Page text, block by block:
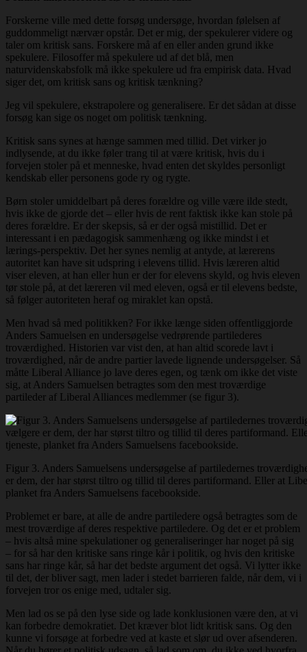
Forskerne ville med dette forsøg undersøge, hvordan følelsen af
guddommeligt nærvær opstår. Det er mig, der spekulerer videre og
taler om kritisk sans. Forskere må af en eller anden grund ikke
spekulere. Filosoffer må spekulere ud af det blå, men
naturvidenskabsfolk må ikke spekulere ud fra empirisk data. Hvad
siger det, om kritisk sans og kritisk tænkning?
Jeg vil spekulere, ekstrapolere og generalisere. Er det sådan at disse
forsøg kan sige os noget om politisk tænkning.
Kritisk sans synes at hænge sammen med tillid. Det virker jo
indlysende, at du ikke føler trang til at være kritisk, hvis du i
forvejen stoler på et menneske, hvad enten det skyldes personligt
kendskab eller personens gode ry og rygte.
Børn stoler umiddelbart på deres forældre og ville være ilde stedt,
hvis ikke de gjorde det – eller hvis de rent faktisk ikke kan stole på
deres forældre. Er der skepsis, så er der også mistillid. Det er
interessant i en pædagogisk sammenhæng og ikke mindst i et
lærings-perspektiv. Det her synes nemlig at antyde, at lærerens
autoritet kan have sit udspring i elevens tillid. Hvis læreren altid
viser eleven, at han eller hun er der for elevens skyld, og hvis eleven
tør stole på, at det læreren vil med eleven, også er til elevens bedste,
så følger autoriteten heraf og miraklet kan opstå.
Men hvad så med politikken? For ikke længe siden offentliggjorde
Anders Samuelsen en undersøgelse vedrørende partilederes
troværdighed. Historien var vist den, at han altid scorede lavt i
troværdighed, når de andre partier lavede lignende undersøgelser. Så
måtte Liberal Alliance jo lave deres egen, og tænk om ikke det viste
sig, at Anders Samuelsen betragtes som den mest troværdige
partileder af Liberal Alliances medlemmer (se figur 3).
Figur 3. Anders Samuelsens undersøgelse af partiledernes
er dem, der har størst tiltro og tillid til deres partiformand. Eller at
planket fra Anders Samuelsens facebookside.
Problemet er bare, at alle de andre partiledere også betragtes som de
mest troværdige af deres respektive partiledere. Og det er et problem
– hvis altså mine spekulationer og generaliseringer har noget på sig
– for så har den kritiske sans ringe kår i politik, og hvis den kritiske
sans har ringe kår, så har det bedste argument det også. Vi lytter ikke
til det, der bliver sagt, men lader i stedet barrieren falde, når dem, vi i
forvejen tror os enige med, udtaler sig.
Men lad os se på den lyse side og lade konklusionen være den, at vi
kan forbedre demokratiet. Det kræver blot lidt kritisk sans. Og den
kunne vi forsøge at forbedre ved at kaste et slør ud over afsenderen.